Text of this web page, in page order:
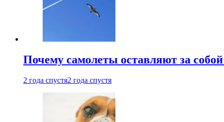
Почему самолеты оставляют за
2 года спустя2 года спустя